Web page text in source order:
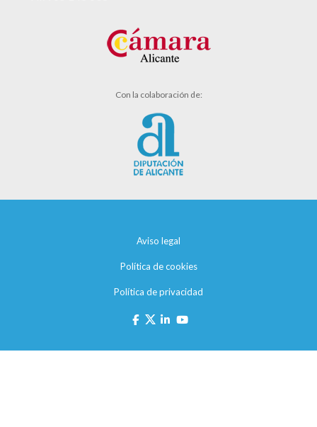
Con la colaboración de:
Aviso legal
Política de cookies
Política de privacidad